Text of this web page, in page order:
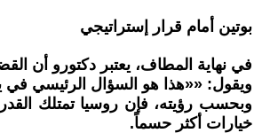
بوتين أمام قرار إستراتيجي
في نهاية المطاف، يعتبر دكتورو أن
ويقول: ««هذا هو السؤال الرئيسي في
وبحسب رؤيته، فإن روسيا تمتلك
خيارات أكثر حسماً.